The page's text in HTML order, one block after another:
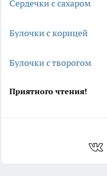
Сердечки с сахаром
Булочки с корицей
Булочки с творогом
Приятного чтения!